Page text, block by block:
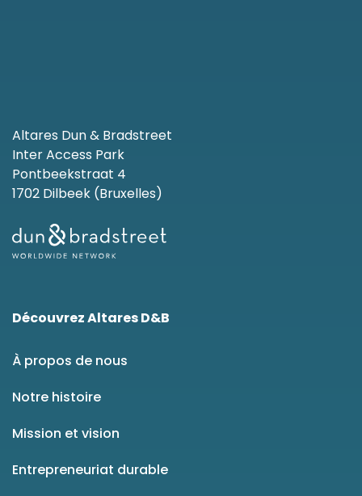
Altares Dun & Bradstreet
Inter Access Park
Pontbeekstraat 4
1702 Dilbeek (Bruxelles)
Découvrez Altares D&B
À propos de nous
Notre histoire
Mission et vision
Entrepreneuriat durable